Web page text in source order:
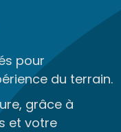
pour
du terrain.
grâce à
et votre